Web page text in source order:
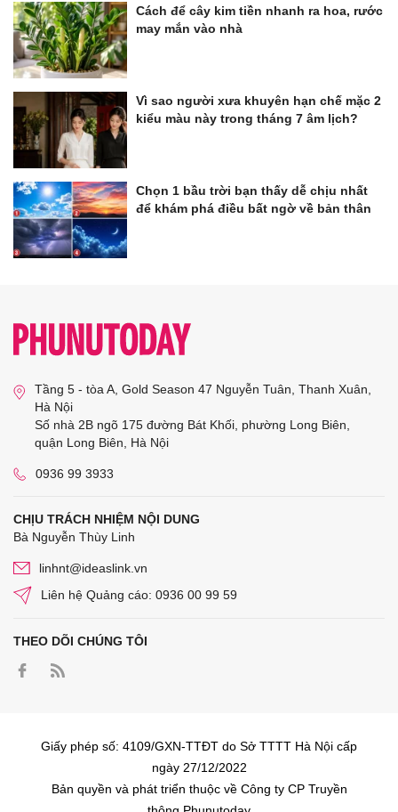
Cách để cây kim tiền nhanh ra hoa, rước
may mắn vào nhà
Vì sao người xưa khuyên hạn chế mặc 2
kiểu màu này trong tháng 7 âm lịch?
Chọn 1 bầu trời bạn thấy dễ chịu nhất
để khám phá điều bất ngờ về bản thân
Tầng 5 - tòa A, Gold Season 47 Nguyễn Tuân, Thanh Xuân,
Hà Nội
Số nhà 2B ngõ 175 đường Bát Khối, phường Long Biên,
quận Long Biên, Hà Nội
0936 99 3933
CHỊU TRÁCH NHIỆM NỘI DUNG
Bà Nguyễn Thùy Linh
linhnt@ideaslink.vn
Liên hệ Quảng cáo: 0936 00 99 59
THEO DÕI CHÚNG TÔI
Giấy phép số: 4109/GXN-TTĐT do Sở TTTT Hà Nội cấp
ngày 27/12/2022
Bản quyền và phát triển thuộc về Công ty CP Truyền